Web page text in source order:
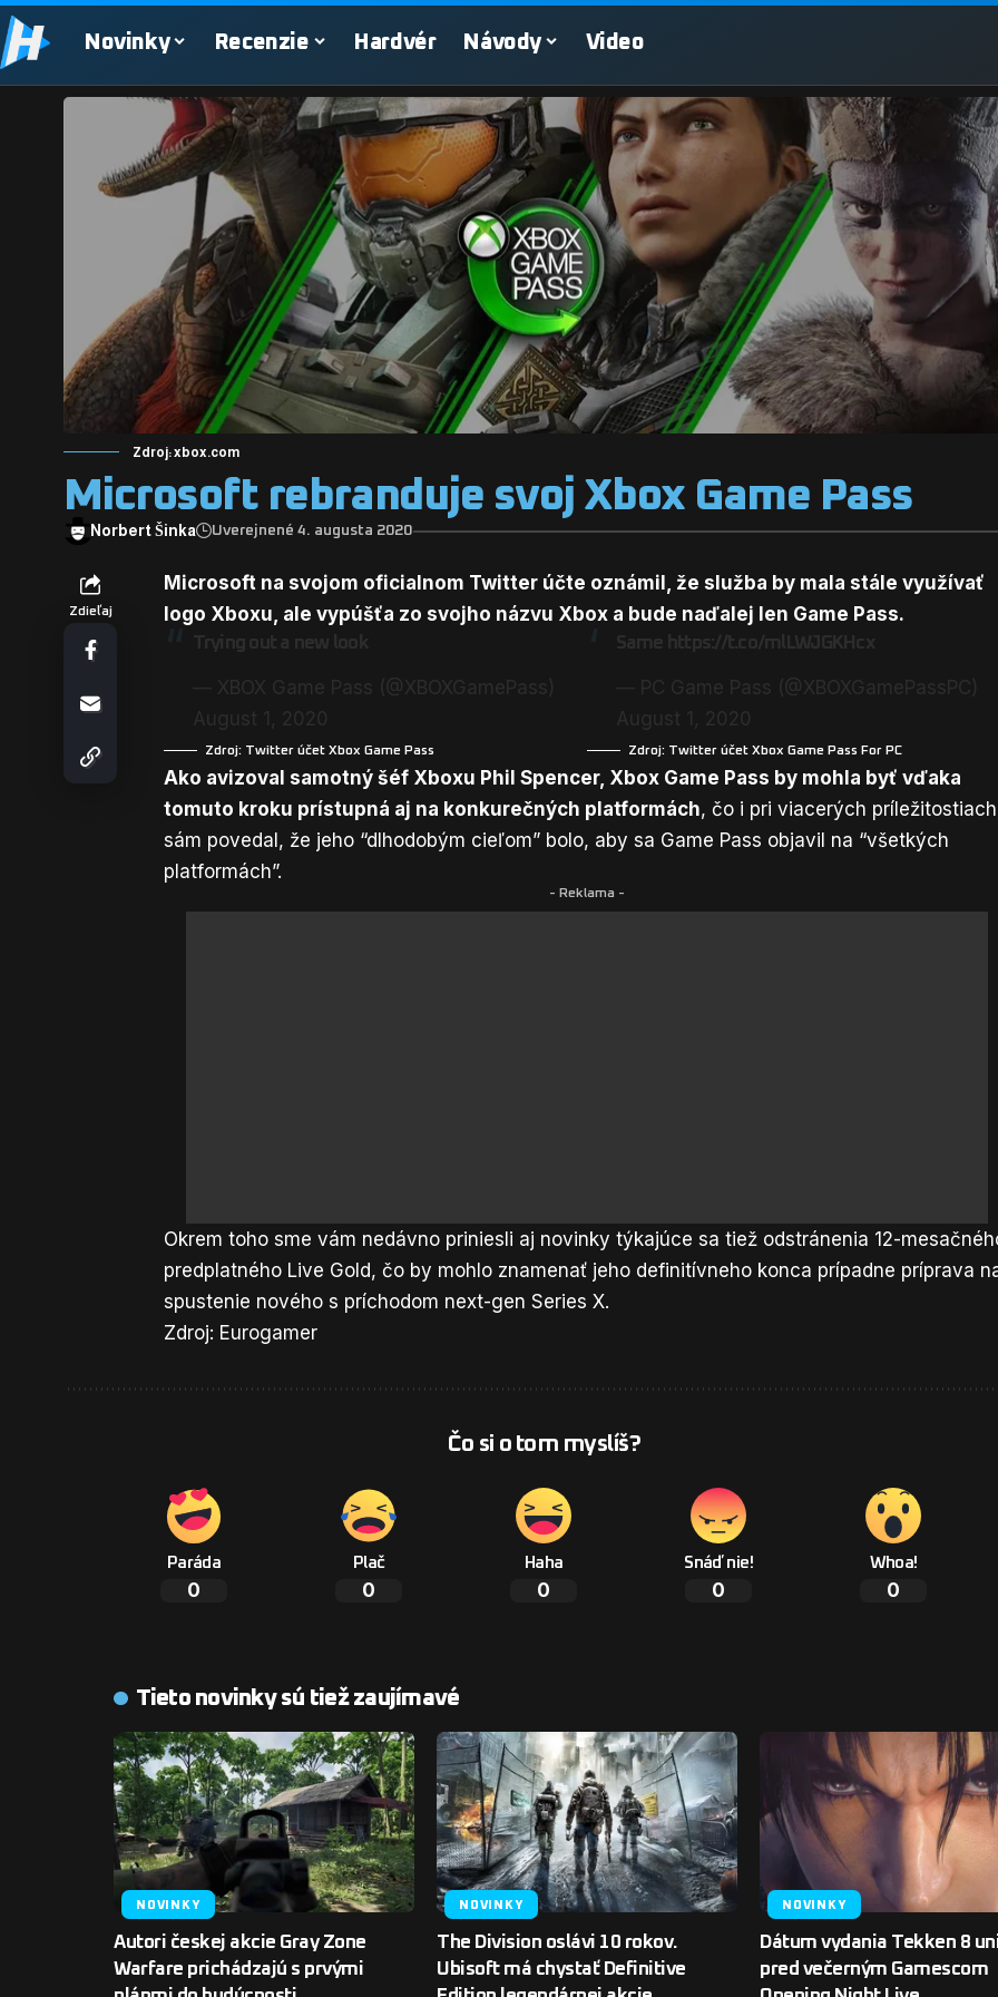
Novinky Recenzie Hardvér Návody Video
Zdroj: xbox.com
Microsoft rebranduje svoj Xbox Game Pass
Norbert Šinka Uverejnené 4. augusta 2020
Zdieľaj
Microsoft na svojom oficialnom Twitter účte oznámil, že služba by mala stále využívať
logo Xboxu, ale vypúšťa zo svojho názvu Xbox a bude naďalej len Game Pass.
Zdroj: Twitter účetXbox Game Pass Zdroj: Twitter účetXbox Game Pass For PC
Ako avizoval samotný šéf Xboxu Phil Spencer, Xbox Game Pass by mohla byť vďaka
tomuto kroku prístupná aj na konkurečných platformách, čo i pri viacerých príležitostiach
sám povedal, že jeho “dlhodobým cieľom” bolo, aby sa Game Pass objavil na “všetkých
platformách”.
- Reklama -
Okrem toho sme vám nedávno priniesli aj novinky týkajúce sa tiež odstránenia 12-
predplatného Live Gold, čo by mohlo znamenať jeho definitívneho konca prípadne príprava
spustenie nového s príchodom next-genSeries X.
Zdroj: Eurogamer
Čo si o tom myslíš?
Paráda
0
Plač
0
Haha
0
Snáď nie!
0
Whoa!
0
Tieto novinky sú tiež zaujímavé
NOVINKY
Autori českej akcie Gray Zone
Warfare prichádzajú s prvými
NOVINKY
The Division oslávi 10 rokov.
Ubisoft má chystať Definitive
NOVINKY
Dátum vydania Tekken 8
pred večerným Gamescom